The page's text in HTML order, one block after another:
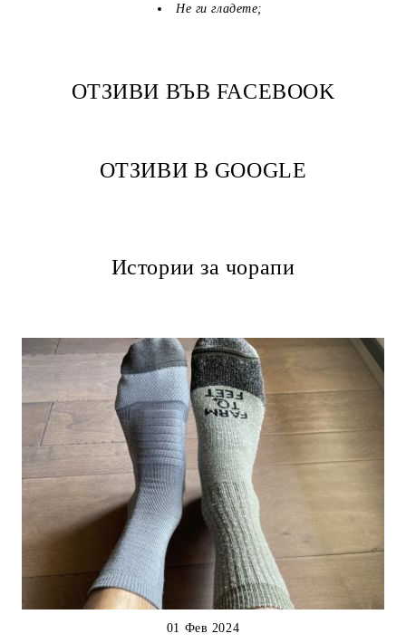
Не ги гладете;
ОТЗИВИ ВЪВ FACEBOOK
ОТЗИВИ В GOOGLE
Истории за чорапи
01 Фев 2024